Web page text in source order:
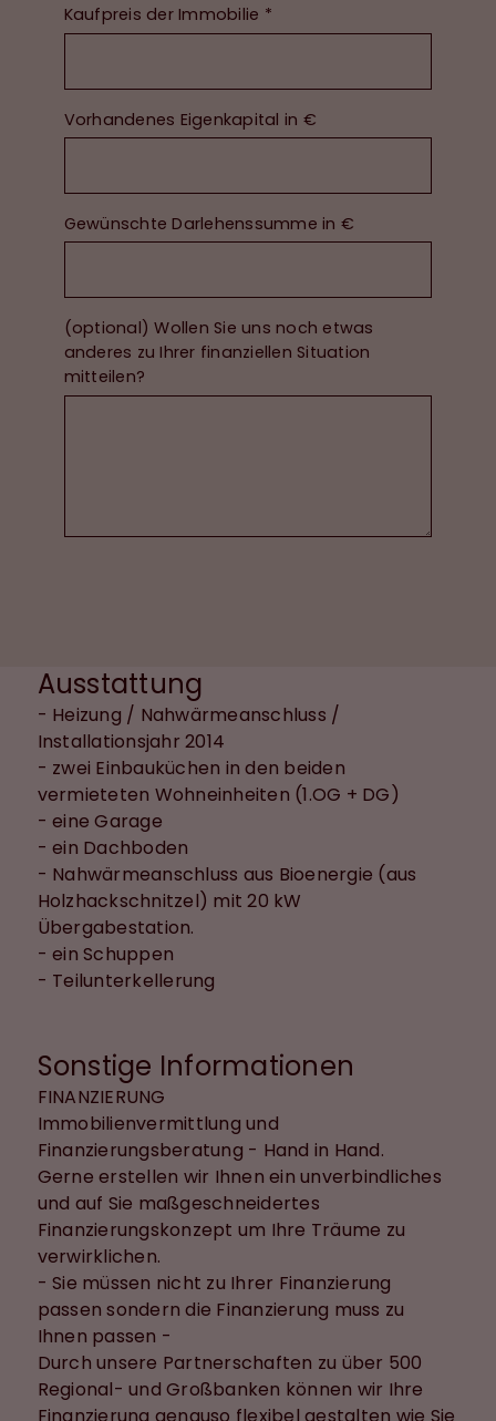
Kaufpreis der Immobilie *
Vorhandenes Eigenkapital in €
Gewünschte Darlehenssumme in €
(optional) Wollen Sie uns noch etwas
anderes zu Ihrer finanziellen Situation
mitteilen?
Ausstattung
- Heizung / Nahwärmeanschluss /
Installationsjahr 2014
- zwei Einbauküchen in den beiden
vermieteten Wohneinheiten (1.OG + DG)
- eine Garage
- ein Dachboden
- Nahwärmeanschluss aus Bioenergie (aus
Holzhackschnitzel) mit 20 kW
Übergabestation.
- ein Schuppen
- Teilunterkellerung
Sonstige Informationen
FINANZIERUNG
Immobilienvermittlung und
Finanzierungsberatung - Hand in Hand.
Gerne erstellen wir Ihnen ein unverbindliches
und auf Sie maßgeschneidertes
Finanzierungskonzept um Ihre Träume zu
verwirklichen.
- Sie müssen nicht zu Ihrer Finanzierung
passen sondern die Finanzierung muss zu
Ihnen passen -
Durch unsere Partnerschaften zu über 500
Regional- und Großbanken können wir Ihre